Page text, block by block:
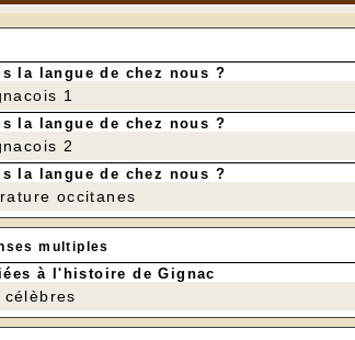
la langue de chez nous ?
1
la langue de chez nous ?
2
la langue de chez nous ?
occitanes
multiples
à l'histoire de Gignac
célèbres